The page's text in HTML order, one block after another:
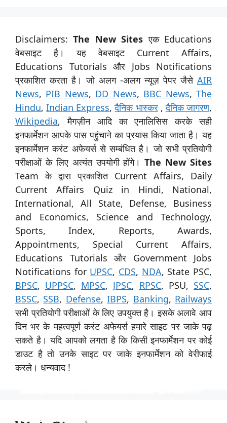
Disclaimers:The New Sites एक Educations
वेबसाइट है। यह वेबसाइट Current Affairs,
Educations Tutorials और Jobs Notifications
प्रकाशित करता है। जो अलग -अलग न्यूज़ पेपर जैसे AIR
News, PIB News, DD News, BBC News,The
Hindu,Indian Express,दैनिक भास्कर,दैनिक जागरण,
Wikipedia, मैगज़ीन आदि का एनालिसिस करके सही
इनफार्मेशन आपके पास पहुंचाने का प्रयास किया जाता है। यह
इनफार्मेशन करंट अफेयर्स से सम्बंधित है। जो सभी प्रतियोगी
परीक्षाओं के लिए अत्यंत उपयोगी होंगे।The New Sites
Team के द्वारा प्रकाशित Current Affairs, Daily
Current Affairs Quiz in Hindi, National,
International, All State, Defense, Business
and Economics, Science and Technology,
Sports, Index, Reports, Awards,
Appointments, Special Current Affairs,
Educations Tutorials और Government Jobs
Notifications for UPSC, CDS, NDA, State PSC,
BPSC, UPPSC, MPSC, JPSC, RPSC, PSU, SSC,
BSSC, SSB, Defense,IBPS, Banking, Railways
सभी प्रतियोगी परीक्षाओं के लिए उपयुक्त है। इसके अलावे आप
दिन भर के महत्वपूर्ण करंट अफेयर्स हमारे साइट पर जाके पढ़
सकते है। यदि आपको लगता है कि किसी इनफार्मेशन पर कोई
डाउट है तो उनके साइट पर जाके इनफार्मेशन को वेरीफाई
करले। धन्यवाद !
सीमा 62 साल तक, साढ़े 4 लाख रुपये की सैलरी।
40 साल तक और 1 लाख से अधिक की सैलरी।
और 90 हजार रुपये से अधिक की सैलरी
अवसर, वेतन 56 हजार तक
1,80,000 तक